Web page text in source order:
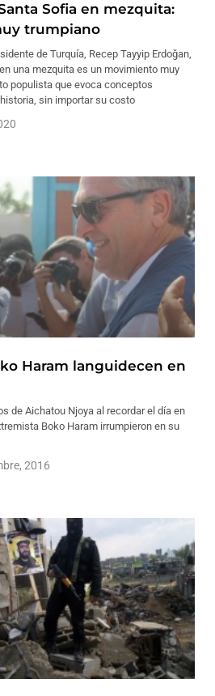
Sofia en mezquita:
trumpiano
de Turquía, Recep Tayyip Erdoğan,
una mezquita es un movimiento muy
populista que evoca conceptos
sin importar su costo
Haram languidecen en
de Aichatou Njoya al recordar el día en
Boko Haram irrumpieron en su
2016